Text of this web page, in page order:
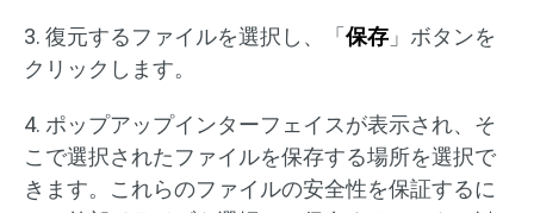
3. 復元するファイルを選択し、「 保存 」ボタンを
クリックします。
4. ポップアップインターフェイスが表示され、そ
こで選択されたファイルを保存する場所を選択で
きます。これらのファイルの安全性を保証するに